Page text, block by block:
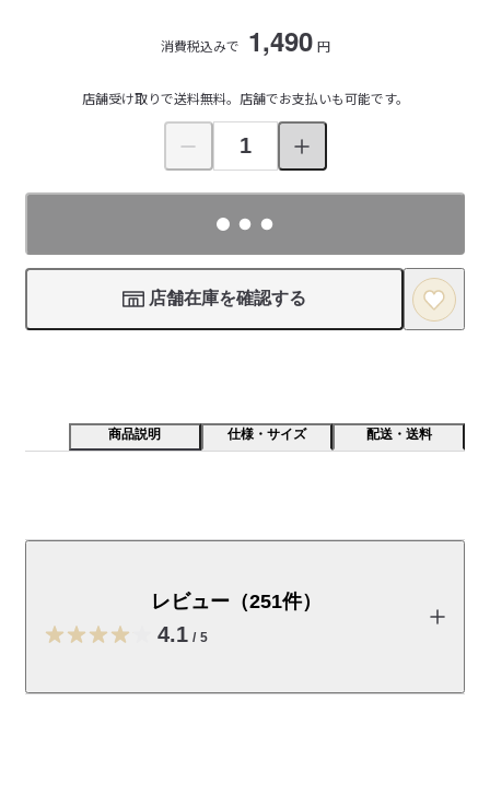
消費税込みで 1,490 円
店舗受け取りで送料無料。店舗でお支払いも可能です。
店舗在庫を確認する
商品説明 仕様・サイズ 配送・送料
吸放湿性にすぐれた特殊な綿を使用しました。衣服内の湿気を
レビュー（251件）
4.1 / 5